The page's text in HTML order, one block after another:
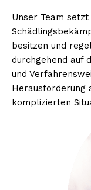
Unser Team setzt
besitzen und
durchgehend auf
und
Herausforderung
komplizierten